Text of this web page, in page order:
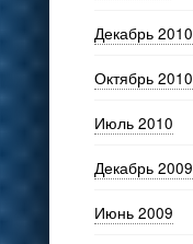
Декабрь 2010
Октябрь 2010
Июль 2010
Декабрь 2009
Июнь 2009